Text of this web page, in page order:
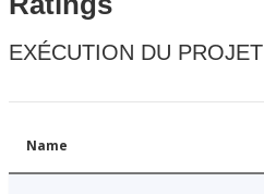
EXÉCUTION DU PROJET
Name